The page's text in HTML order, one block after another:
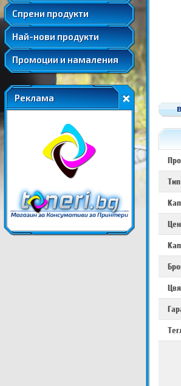
Спрени продукти
Удължени и допълнителни гаранции
Най-нови продукти
Промоции и намаления
Реклама